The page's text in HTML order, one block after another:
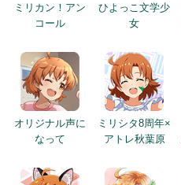
ミリカン！アン
コール
ひよっこ文学少
女
オリジナル声に
なって
ミリシタ8周年×
アトレ秋葉原